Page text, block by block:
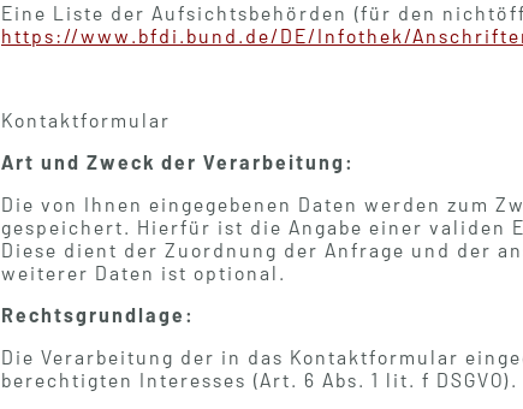
Eine Liste der Aufsichtsbehörden (für den
https://www.bfdi.bund.de/DE/Infothek/
Kontaktformular
Art und Zweck der Verarbeitung:
Die von Ihnen eingegebenen Daten werden zum
gespeichert. Hierfür ist die Angabe einer validen
Diese dient der Zuordnung der Anfrage und der
weiterer Daten ist optional.
Rechtsgrundlage:
Die Verarbeitung der in das Kontaktformular
berechtigten Interesses (Art. 6 Abs. 1 lit. f DSGVO).